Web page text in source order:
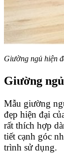
Giường ngủ hiện
Giường
Mẫu giường
đẹp hiện đại
rất thích hợp
tiết cạnh góc
trình sử dụng.